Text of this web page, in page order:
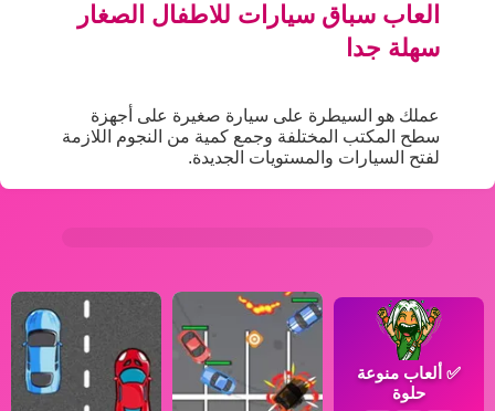
العاب سباق سيارات للاطفال الصغار
سهلة جدا
عملك هو السيطرة على سيارة صغيرة على أجهزة
سطح المكتب المختلفة وجمع كمية من النجوم اللازمة
لفتح السيارات والمستويات الجديدة.
✅ ألعاب منوعة
حلوة